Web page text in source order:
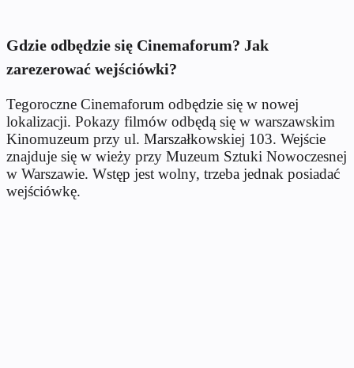
Gdzie odbędzie się Cinemaforum? Jak
zarezerować wejściówki?
Tegoroczne Cinemaforum odbędzie się w nowej
lokalizacji. Pokazy filmów odbędą się w warszawskim
Kinomuzeum przy ul. Marszałkowskiej 103. Wejście
znajduje się w wieży przy Muzeum Sztuki Nowoczesnej
w Warszawie. Wstęp jest wolny, trzeba jednak posiadać
wejściówkę.